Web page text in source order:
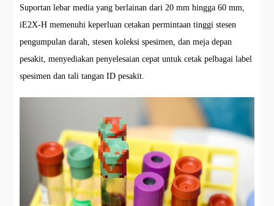
Suportan lebar media yang berlainan dari 20 mm hingga 60 mm,
iE2X-H memenuhi keperluan cetakan permintaan tinggi stesen
pengumpulan darah, stesen koleksi spesimen, dan meja depan
pesakit, menyediakan penyelesaian cepat untuk cetak pelbagai label
spesimen dan tali tangan ID pesakit.